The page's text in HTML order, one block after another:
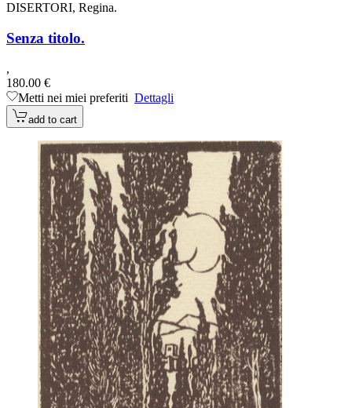
DISERTORI, Regina.
Senza titolo.
,
180.00 €
Metti nei miei preferiti Dettagli
add to cart